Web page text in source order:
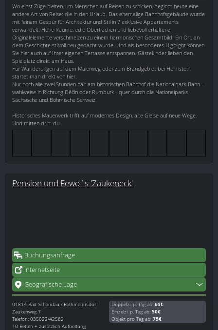
Wo einst Züge hielten, um Menschen auf Reisen zu schicken, beginnt heute eine
andere Art von Reise: die in den Urlaub. Das ehemalige Bahnhofsgebäude wurde
mit feinem Gespür für Architektur und Stil in 7 exklusive Appartements
verwandelt. Hohe Räume, edle Oberflächen und liebevoll erhaltene
Originalelemente verschmelzen zu einem harmonischen Gesamtbild. Ein Ort, an
dem Geschichte stilvoll neu gedacht wurde. Und als besonderes Highlight können
Sie hier auch auf Ihrer eigenen Terrasse entspannen. Gästekinder lieben den
Spielplatz direkt am Haus.
Für Wanderungen auf dem Malerweg oder zum Brandgebiet bei Hohnstein
startet man direkt von hier.
Nur noch alle zwei Stunden hält am historischen Bahnhof die Nationalpark-Bahn –
wahlweise in Richtung Děčín oder Rumburk - quer durch die Nationalparks
Sächsische und Böhmische Schweiz.
Historisches Mauerwerk trifft auf modernes Design, alte Gleise auf neue Wege.
Und mitten drin: du.
Pension und Fewo`s 'Zaukeneck'
Buchungsanfrage
Internetseite
Geografische Lage
01814 Bad Schandau / Rathmannsdorf
Zaukenweg 7
Telefon: 035022/42582
10 Betten + zusätzlich Aufbettung
Doppelzi. p. Tag ab: 65€
Einzelzi. p. Tag ab: 50€
Objekt pro Tag ab: 75€